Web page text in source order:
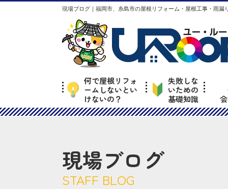
現場ブログ｜福岡市、糸島市の屋根リフォーム・屋根工事・雨
何で屋根リフォ
ームしないとい
けないの？
失敗しな
いための
基礎知識
現場ブログ
STAFF BLOG